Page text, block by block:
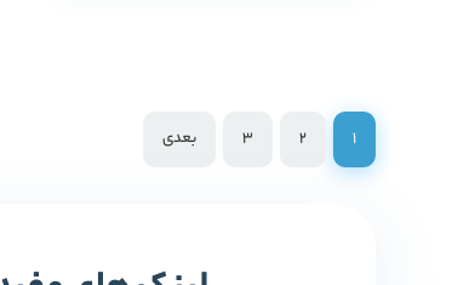
1
2
3 بعدی